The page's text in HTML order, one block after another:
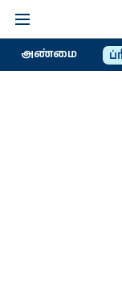
அண்மை